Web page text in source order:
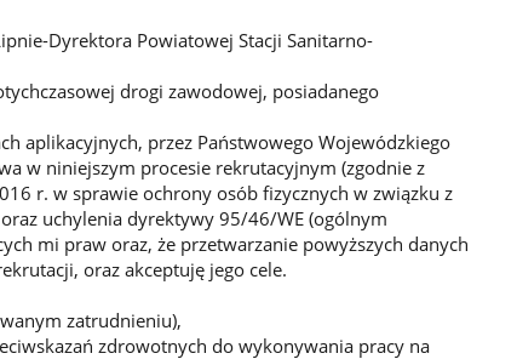
Dyrektora Powiatowej Stacji Sanitarno-
drogi zawodowej, posiadanego
aplikacyjnych, przez Państwowego Wojewódzkiego
w niniejszym procesie rekrutacyjnym (zgodnie z
r. w sprawie ochrony osób fizycznych w związku z
uchylenia dyrektywy 95/46/WE (ogólnym
mi praw oraz, że przetwarzanie powyższych danych
oraz akceptuję jego cele.
zatrudnieniu),
zdrowotnych do wykonywania pracy na